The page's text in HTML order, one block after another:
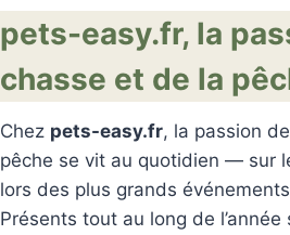
pets-easy.fr, la
chasse et de la
Chez pets-easy.fr, la passion
pêche se vit au quotidien — sur
lors des plus grands
Présents tout au long de